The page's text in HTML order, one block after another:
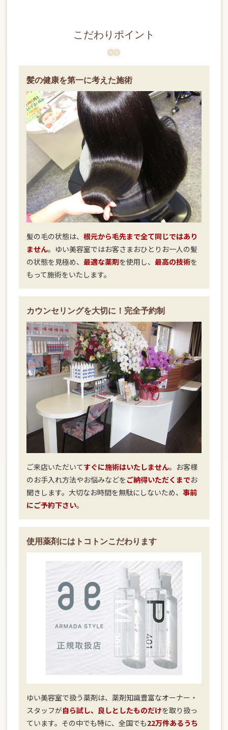
こだわりポイント
髪の健康を第一に考えた施術
髪の毛の状態は、 根元から毛先まで全て同じではあり
ません。ゆい美容室ではお客さまおひとりお一人の髪
の状態を見極め、 最適な薬剤を使用し、 最高の技術を
もって施術をいたします。
カウンセリングを大切に！完全予約制
ご来店いただいてすぐに施術はいたしません。お客様
のお手入れ方法やお悩みなどをご納得いただくまでお
聞きします。大切なお時間を無駄にしないため、 事前
にご予約下さい。
使用薬剤にはトコトンこだわります
ゆい美容室で扱う薬剤は、薬剤知識豊富なオーナー・
スタッフが自ら試し、良しとしたものだけを取り扱っ
ています。その中でも特に、全国でも22万件あるうち